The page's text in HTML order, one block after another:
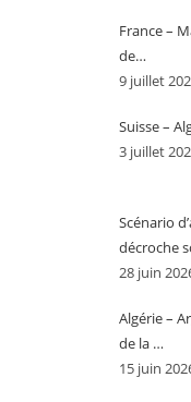
France –
de…
9 juillet
Suisse –
3 juillet
Scénario
décroche
28 juin
Algérie –
de la …
15 juin